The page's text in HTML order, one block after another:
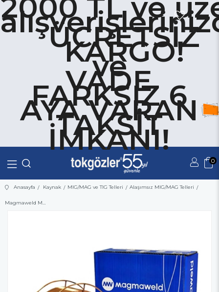
ÜCRETSİZ
KARGO!
ve
VADE
FARKSIZ 6
AYA VARAN
TAKSİT
İMKANI!
0
Üye Girişi Üye Ol
Anasayfa Kaynak MIG/MAG ve TIG Telleri Alaşımsız MIG/MAG Telleri
Magmaweld MG 2 Gazaltı (MAG) Kaynak Teli 1.20 mm - 15 kg - 21002EJAM2